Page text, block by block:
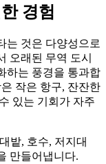
경험
는 것은 다양성으로
오래된 무역 도시
하는 풍경을 통과합
작은 항구, 잔잔한
있는 기회가 자주
밭, 호수, 저지대
만들어냅니다.